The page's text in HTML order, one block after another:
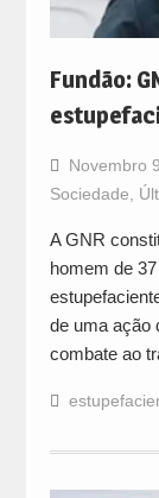
Fundão:
Novembro
Sociedade
A GNR
homem de
de uma ação
combate ao